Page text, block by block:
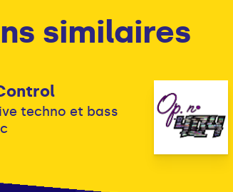
similaires
techno et bass